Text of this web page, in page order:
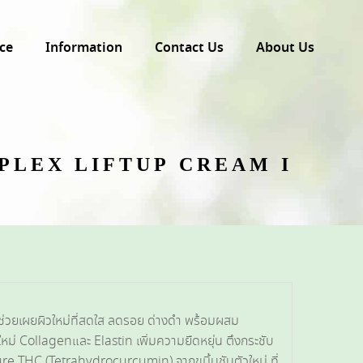
Information Contact Us About Us
LIFTUP CREAM I
ยเผยผิวใหม่ที่สดใส ลดรอย ด่างดำ พร้อมผสม
ม่ Collagenและ Elastin เพิ่มความยืดหยุ่น ตึงกระชับ